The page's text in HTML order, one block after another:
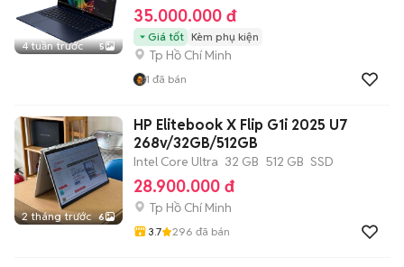
4 tuần trước 5
35.000.000 đ
Giá tốt Kèm phụ kiện
Tp Hồ Chí Minh
1 đã bán
2 tháng trước 6
HP Elitebook X Flip G1i 2025 U7
268v/32GB/512GB
Intel Core Ultra 32 GB 512 GB SSD
28.900.000 đ
Tp Hồ Chí Minh
3.7 296 đã bán